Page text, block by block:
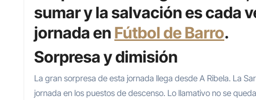
sumar y la salvación es cada
jornada en Fútbol de Barro.
Sorpresa y dimisión
La gran sorpresa de esta jornada llega desde A Ribela. La Sarriana cayó por 1-2 frente a un Villalonga que comenzaba la
jornada en los puestos de descenso. Lo llamativo no se